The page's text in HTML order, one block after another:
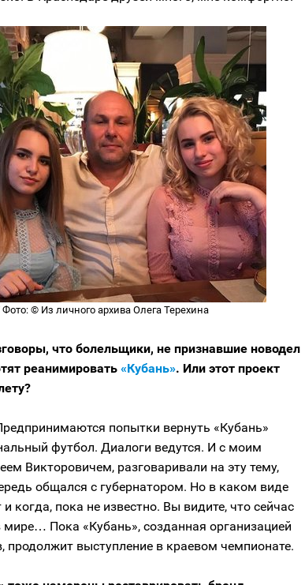
© Из личного архива Олега Терехина
что болельщики, не признавшие новодел
реанимировать «Кубань». Или этот проект
попытки вернуть «Кубань»
футбол. Диалоги ведутся. И с моим
Викторовичем, разговаривали на эту тему,
общался с губернатором. Но в каком виде
и когда, пока не известно. Вы видите, что сейчас
мире… Пока «Кубань», созданная организацией
продолжит выступление в краевом чемпионате.